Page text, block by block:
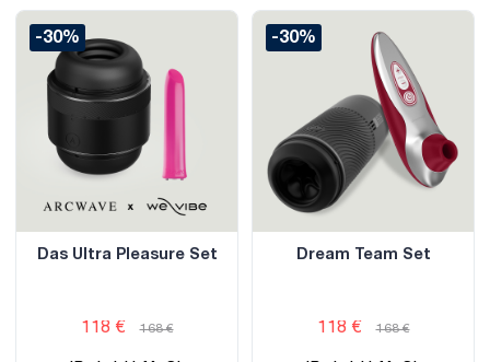
-30%
Das Ultra Pleasure Set
118 € 168 €
-30%
Dream Team Set
118 € 168 €